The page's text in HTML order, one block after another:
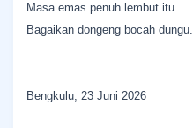
Masa emas penuh lembut itu
Bagaikan dongeng bocah dungu.
Bengkulu, 23 Juni 2026